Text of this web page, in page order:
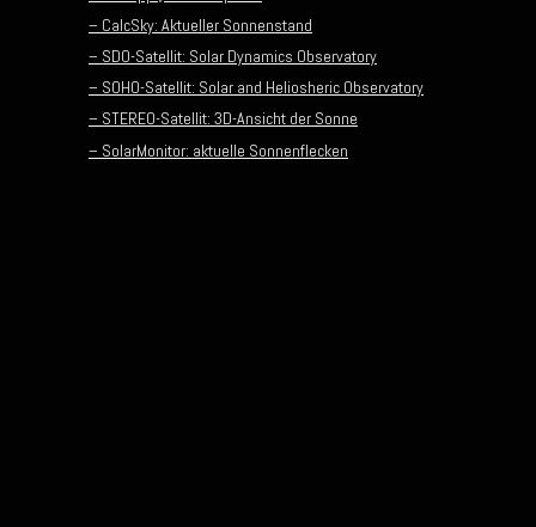
– CalcSky: Aktueller Sonnenstand
– SDO-Satellit: Solar Dynamics Observatory
– SOHO-Satellit: Solar and Heliosheric Observatory
– STEREO-Satellit: 3D-Ansicht der Sonne
– SolarMonitor: aktuelle Sonnenflecken